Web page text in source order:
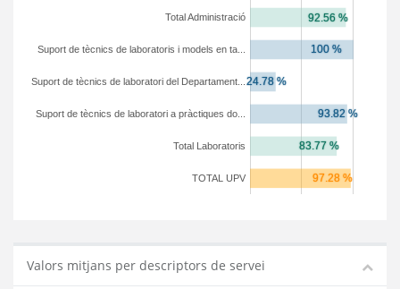
TOTAL UPV
Total Laboratoris
Suport de tècnics de laboratori a pràctiques do...
Suport de tècnics de laboratori del Departament...
Suport de tècnics de laboratoris i models en ta...
Total Administració
Valors mitjans per descriptors de servei